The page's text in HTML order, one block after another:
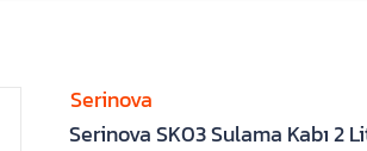
Serinova SK03 Sulama Kabı 2
Serinova